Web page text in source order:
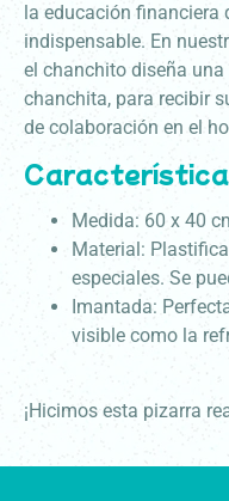
la educación financiera
indispensable. En
el chanchito diseña
chanchita, para recibir
de colaboración en el
Medida: 60 x 40
Material:
especiales. Se
Imantada:
visible como la
¡Hicimos esta pizarra